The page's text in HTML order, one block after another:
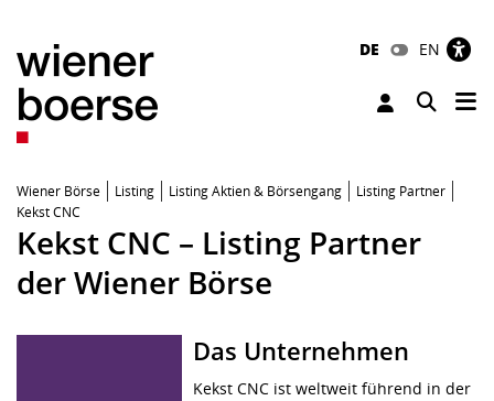
DE EN
Toggle
Wiener Börse Listing Listing Aktien & Börsengang
Listing Partner
Kekst CNC
Kekst CNC – Listing Partner
der Wiener Börse
Das Unternehmen
Kekst CNC ist weltweit führend in der